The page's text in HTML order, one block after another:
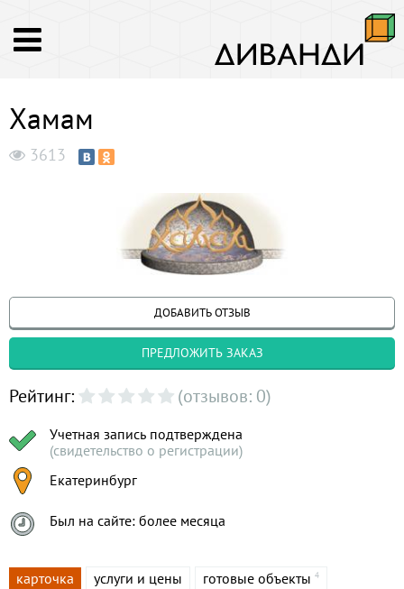
Хамам
3613
ДОБАВИТЬ ОТЗЫВ
ПРЕДЛОЖИТЬ ЗАКАЗ
Рейтинг: (отзывов: 0)
Учетная запись подтверждена
(свидетельство о регистрации)
Екатеринбург
Был на сайте: более месяца
карточка услуги и цены готовые объекты 4